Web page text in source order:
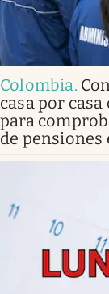
Colombia.
casa por
para
de pensiones